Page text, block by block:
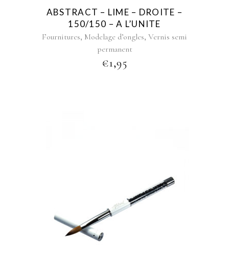
ABSTRACT – LIME – DROITE –
150/150 – A L’UNITE
Fournitures, Modelage d’ongles, Vernis semi
permanent
€1,95